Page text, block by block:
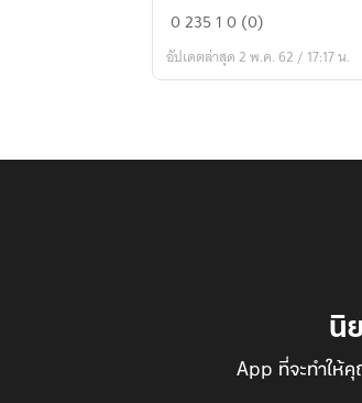
[BTS
YOU]
0235 10 (0)
อัปเดตล่าสุด 2 พ.ค. 62 / 17:17 น.
นิ
App ที่จะทำให้